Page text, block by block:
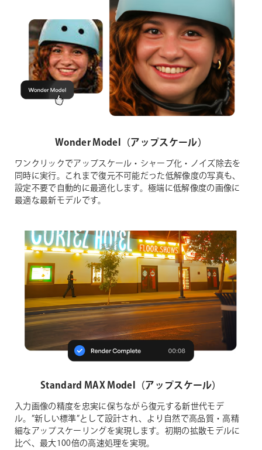
Wonder Model（アップスケール）
ワンクリックでアップスケール・シャープ化・ノイズ除去を
同時に実行。これまで復元不可能だった低解像度の写真も、
設定不要で自動的に最適化します。極端に低解像度の画像に
最適な最新モデルです。
Standard MAX Model（アップスケール）
入力画像の精度を忠実に保ちながら復元する新世代モデ
ル。”新しい標準”として設計され、より自然で高品質・高精
細なアップスケーリングを実現します。初期の拡散モデルに
比べ、最大100倍の高速処理を実現。